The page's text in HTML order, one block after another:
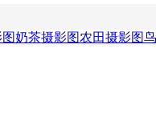
奶茶摄影图农田摄影图